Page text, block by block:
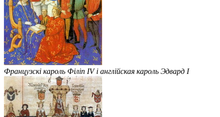
Французскі кароль Філіп IV і англійская кароль Эдвард I